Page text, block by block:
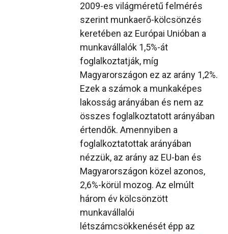
2009-es világméretű felmérés
szerint munkaerő-kölcsönzés
keretében az Európai Unióban a
munkavállalók 1,5%-át
foglalkoztatják, míg
Magyarországon ez az arány 1,2%.
Ezek a számok a munkaképes
lakosság arányában és nem az
összes foglalkoztatott arányában
értendők. Amennyiben a
foglalkoztatottak arányában
nézzük, az arány az EU-ban és
Magyarországon közel azonos,
2,6%-körül mozog. Az elmúlt
három év kölcsönzött
munkavállalói
létszámcsökkenését épp az